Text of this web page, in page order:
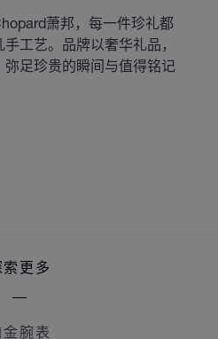
萧邦，每一件珍礼都
工艺。品牌以奢华礼品，
足珍贵的瞬间与值得铭记
索更多
金腕表